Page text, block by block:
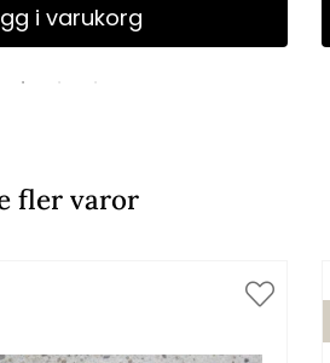
i varukorg
fler varor